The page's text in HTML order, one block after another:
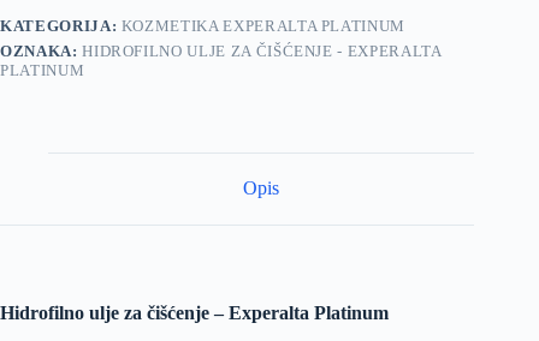
KATEGORIJA: KOZMETIKA EXPERALTA PLATINUM
OZNAKA:HIDROFILNO ULJE ZA ČIŠĆENJE - EXPERALTA
PLATINUM
Opis
Hidrofilno ulje za čišćenje – Experalta Platinum